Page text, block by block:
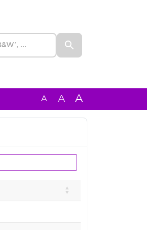
A A A